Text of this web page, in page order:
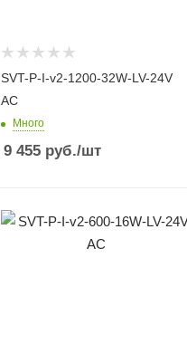
SVT-P-I-v2-1200-32W-LV-24V
AC
Много
9 455 руб./шт